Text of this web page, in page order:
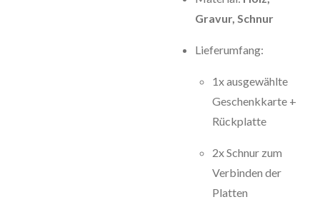
Gravur, Schnur
Lieferumfang:
1x ausgewählte
Geschenkkarte +
Rückplatte
2x Schnur zum
Verbinden der
Platten